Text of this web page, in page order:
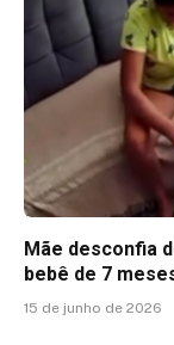
Mãe desconfia
bebê de 7
15 de junho de 2026